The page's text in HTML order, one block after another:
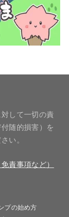
して一切の責
随的損害）を
い。
責事項など）
プの始め方